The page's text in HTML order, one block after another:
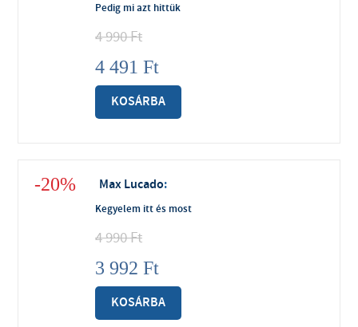
Pedig mi azt hittük
4 990Ft
4 491 Ft
KOSÁRBA
-20% Max Lucado:
Kegyelem itt és most
4 990Ft
3 992 Ft
KOSÁRBA